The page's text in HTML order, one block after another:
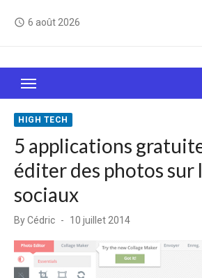
access_time 6 août 2026
Le Web, c'est comme une boîte
sait jamais sur quoi on
HIGH TECH
5 applications
éditer des photos sur
sociaux
ByCédric
Posted
10 juillet 2014